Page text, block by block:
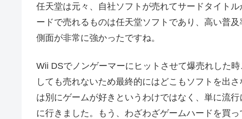
任天堂は元々、自社ソフトが売れてサードタイト
ードで売れるものは任天堂ソフトであり、高い普
側面が非常に強かったですね。
Wii DSでノンゲーマーにヒットさせて爆売れした
しても売れないため最終的にはどこもソフトを出
は別にゲームが好きというわけではなく、単に流
に行きました。もう、わざわざゲームハードを買っ